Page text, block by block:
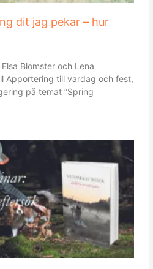
dit jag pekar – hur
Blomster och Lena
Apportering till vardag och fest,
på temat “Spring